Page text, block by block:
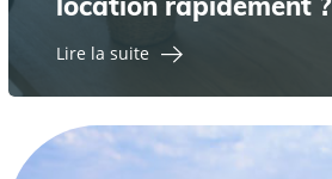
Lire la suite